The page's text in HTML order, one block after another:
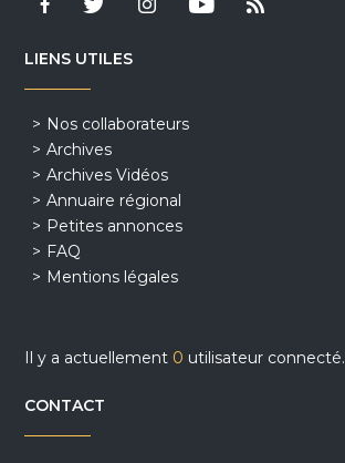
LIENS UTILES
Nos collaborateurs
Archives
Archives Vidéos
Annuaire régional
Petites annonces
FAQ
Mentions légales
Il y a actuellement 0 utilisateur connecté.
CONTACT